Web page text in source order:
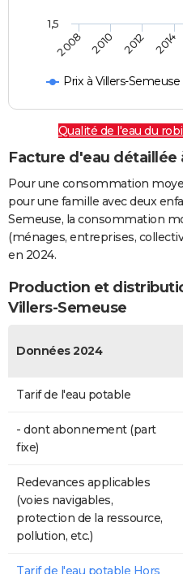
Prix à Villers-Semeuse
2008 2010 2012 2014
1,5
Qualité de l'eau du
Facture d'eau détaillée
Pour une consommation
pour une famille avec deux
Semeuse, la consommation
(ménages, entreprises,
en 2024.
Production et
Villers-Semeuse
Données 2024
Tarif de l'eau potable
- dont abonnement (part
fixe)
Redevances applicables
(voies navigables,
protection de la ressource,
pollution, etc.)
Tarif de l'eau potable Hors